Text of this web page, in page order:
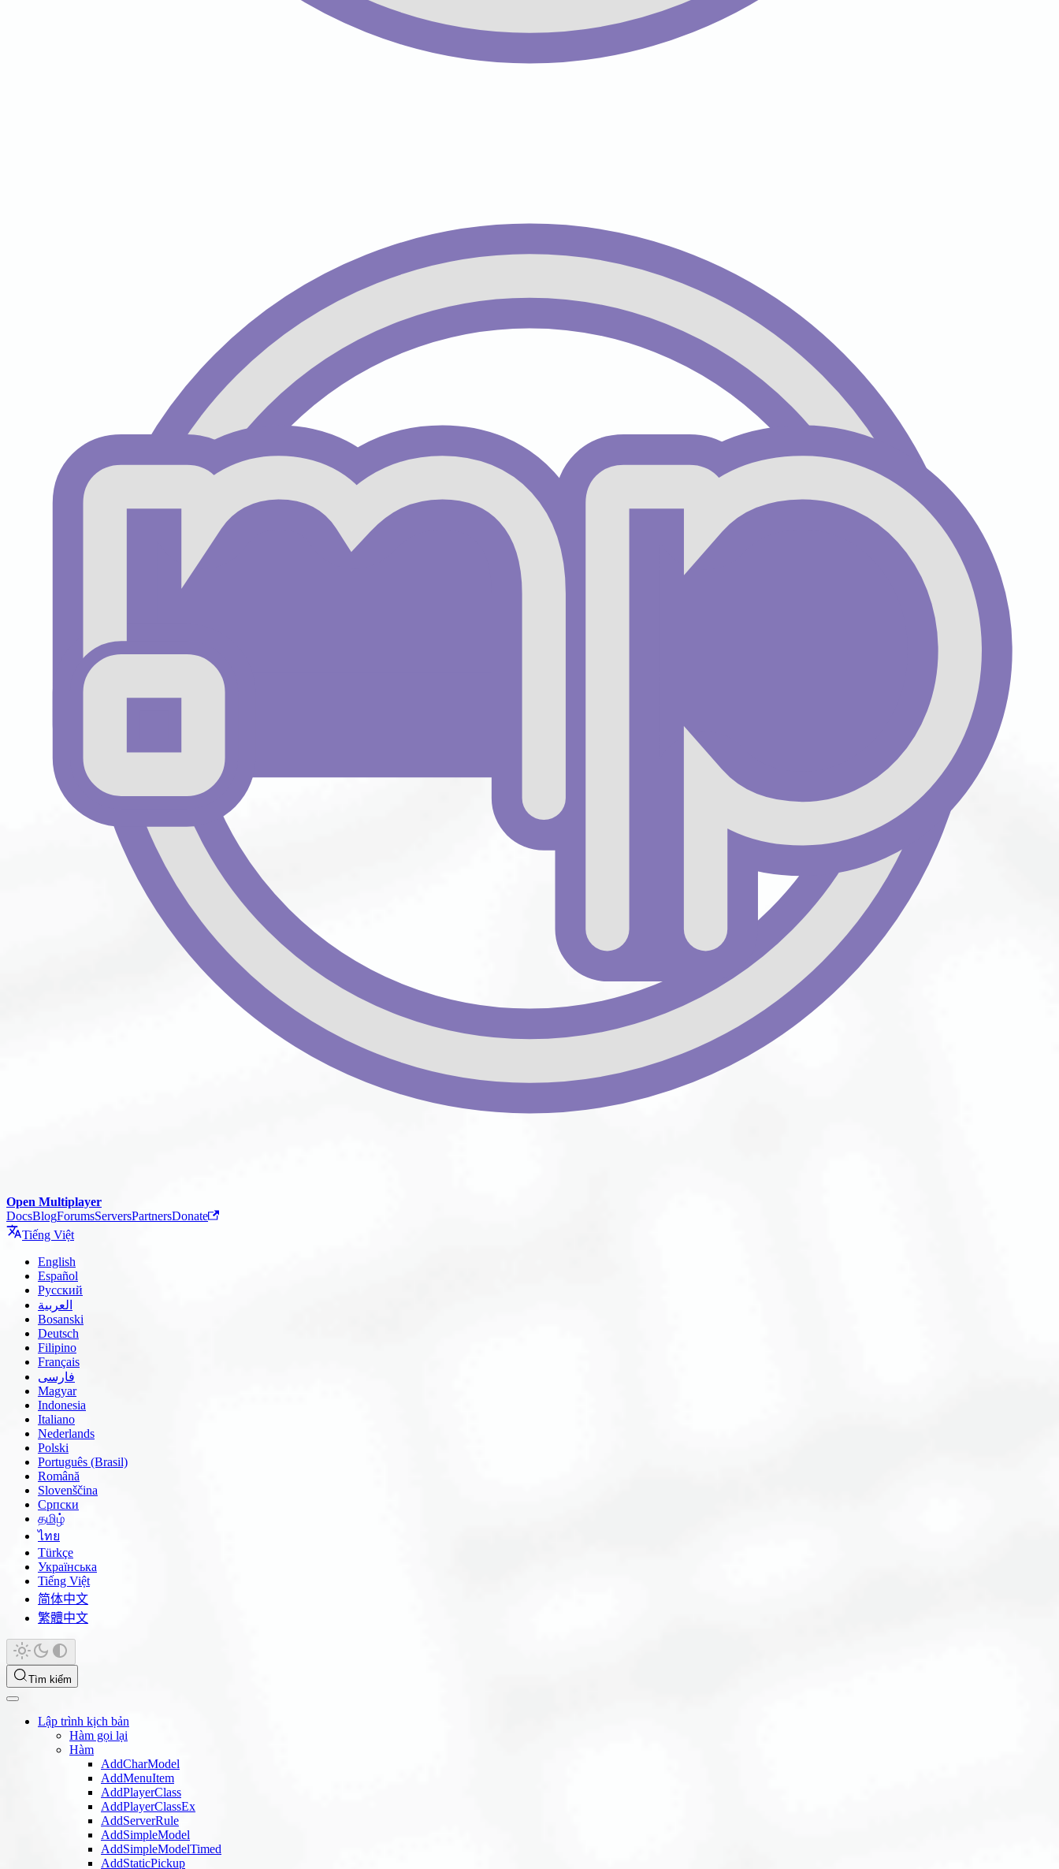
Open Multiplayer
DocsBlogForumsServersPartnersDonate
Tiếng Việt
English
Español
Русский
العربية
Bosanski
Deutsch
Filipino
Français
فارسی
Magyar
Indonesia
Italiano
Nederlands
Polski
Português (Brasil)
Română
Slovenščina
Српски
தமிழ்
ไทย
Türkçe
Українська
Tiếng Việt
简体中文
繁體中文
Tìm kiếm
Lập trình kịch bản
Hàm gọi lại
Hàm
AddCharModel
AddMenuItem
AddPlayerClass
AddPlayerClassEx
AddServerRule
AddSimpleModel
AddSimpleModelTimed
AddStaticPickup